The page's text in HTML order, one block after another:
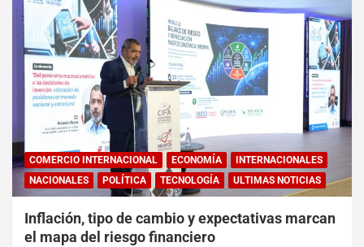
COMERCIO INTERNACIONAL ECONOMÍA
INTERNACIONALES
NACIONALES
POLÍTICA TECNOLOGÍA ULTIMAS NOTICIAS
Inflación, tipo de cambio y expectativas marcan
el mapa del riesgo financiero